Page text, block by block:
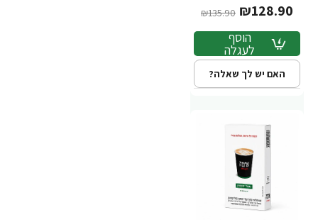
₪128.90
₪135.90
הוסף
לעגלה
האם יש לך שאלה?